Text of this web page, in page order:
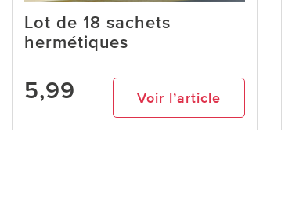
Lot de 18 sachets
hermétiques
5,99 Voir l’article